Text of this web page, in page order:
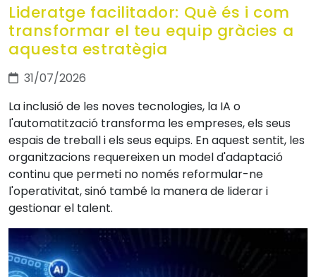
Lideratge facilitador: Què és i com
transformar el teu equip gràcies a
aquesta estratègia
31/07/2026
La inclusió de les noves tecnologies, la IA o
l'automatització transforma les empreses, els seus
espais de treball i els seus equips. En aquest sentit, les
organitzacions requereixen un model d'adaptació
continu que permeti no només reformular-ne
l'operativitat, sinó també la manera de liderar i
gestionar el talent.